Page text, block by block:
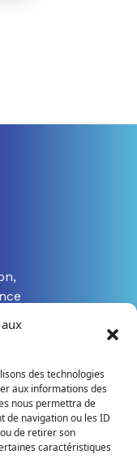
des technologies
aux informations des
nous permettra de
de navigation ou les ID
de retirer son
caractéristiques
Milleret